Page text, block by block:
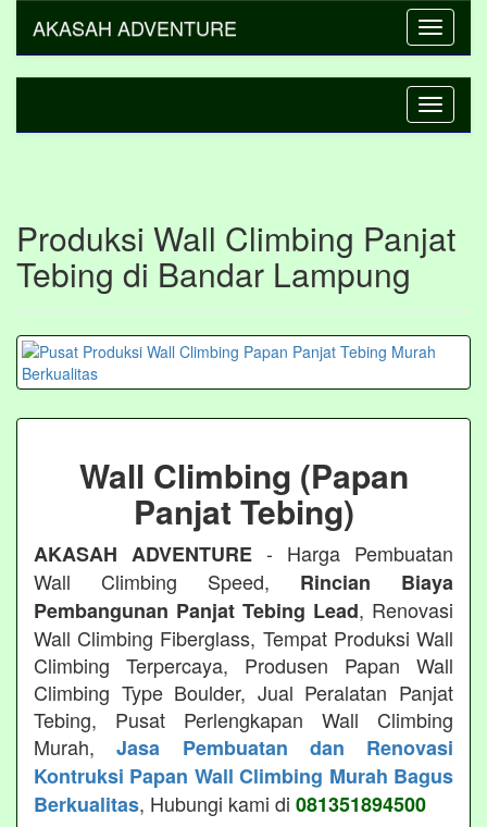
Toggle
AKASAH ADVENTURE
Toggle
Produksi Wall Climbing Panjat
Tebing di Bandar Lampung
Wall Climbing (Papan
Panjat Tebing)
AKASAH ADVENTURE - Harga Pembuatan
Wall Climbing Speed, Rincian Biaya
Pembangunan Panjat Tebing Lead, Renovasi
Wall Climbing Fiberglass, Tempat Produksi Wall
Climbing Terpercaya, Produsen Papan Wall
Climbing Type Boulder, Jual Peralatan Panjat
Tebing, Pusat Perlengkapan Wall Climbing
Murah,Jasa Pembuatan dan Renovasi
Kontruksi Papan Wall Climbing Murah Bagus
Berkualitas, Hubungi kami di 081351894500